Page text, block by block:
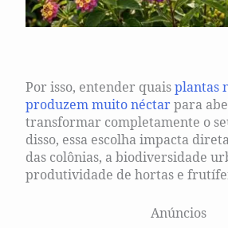
Por isso, entender quaisplantas
produzem muito néctarpara
transformar completamente o
disso, essa escolha impacta
das colônias, a biodiversidade
produtividade de hortas e
Anúncios